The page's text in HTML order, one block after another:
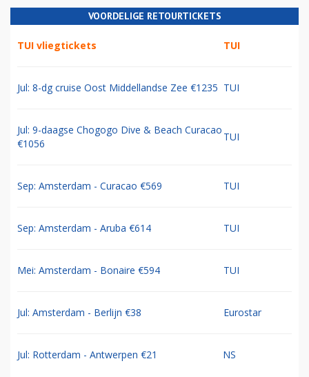
VOORDELIGE RETOURTICKETS
TUI vliegtickets TUI
Jul: 8-dg cruise Oost Middellandse Zee €1235 TUI
Jul: 9-daagse Chogogo Dive & Beach Curacao
€1056
TUI
Sep: Amsterdam - Curacao €569 TUI
Sep: Amsterdam - Aruba €614 TUI
Mei: Amsterdam - Bonaire €594 TUI
Jul: Amsterdam - Berlijn €38 Eurostar
Jul: Rotterdam - Antwerpen €21 NS